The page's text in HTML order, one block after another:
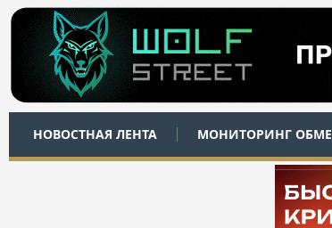
НОВОСТНАЯ ЛЕНТА МОНИТОРИНГ